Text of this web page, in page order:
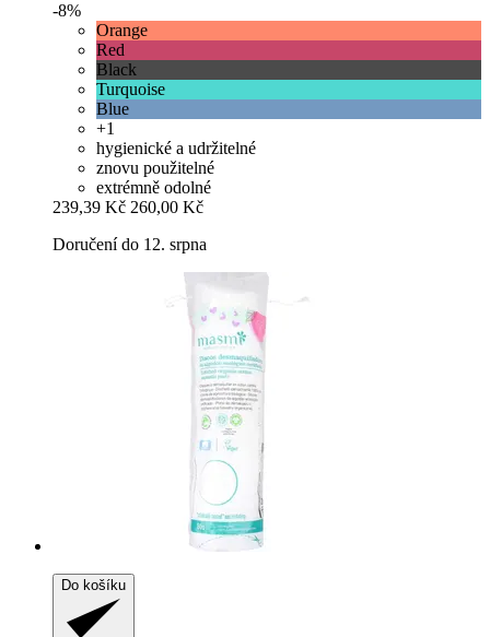
-8%
Orange
Red
Black
Turquoise
Blue
+1
hygienické a udržitelné
znovu použitelné
extrémně odolné
239,39 Kč 260,00 Kč
Doručení do 12. srpna
Do košíku